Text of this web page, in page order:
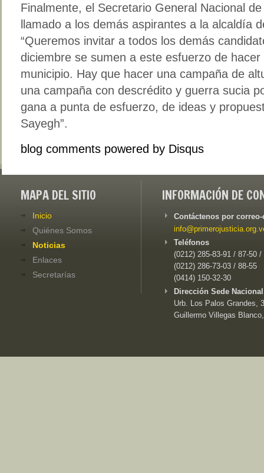
Finalmente, el Secretario General Nacional
llamado a los demás aspirantes a la alcaldía
“Queremos invitar a todos los demás
diciembre se sumen a este esfuerzo de
municipio. Hay que hacer una campaña de
una campaña con descrédito y guerra sucia
gana a punta de esfuerzo, de ideas y
Sayegh”.
blog comments powered by Disqus
MAPA DEL SITIO
Inicio
Quiénes Somos
Noticias
Enlaces
Secretarías
INFORMACIÓN DE
Contáctenos por
Teléfonos
(0212) 285-83-91 / 87-50 /
(0212) 286-73-03 / 88-55
(0414) 150-32-30
Dirección Sede
Urb. Los Palos Grandes,
Guillermo Villegas